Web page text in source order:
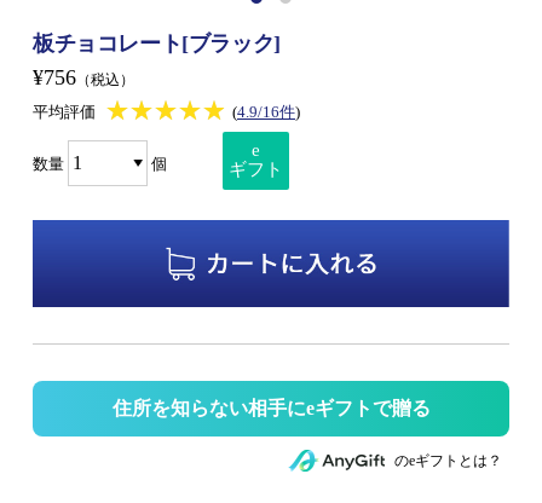
板チョコレート[ブラック]
¥756 （税込）
平均評価 ★★★★★
★★★★★ (4.9/16件)
数量 個
e
ギフト
住所を知らない相手にeギフトで贈る
のeギフトとは？